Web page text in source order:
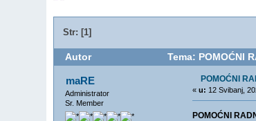
Str: [1]
Autor Tema: POMOĆNI
maRE
Administrator
Sr. Member
POMOĆNI
« u: 12 Svibanj,
POMOĆNI